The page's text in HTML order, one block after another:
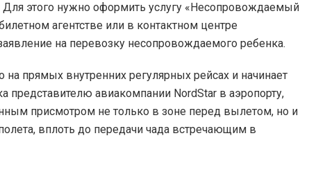
Для этого нужно оформить услугу «Несопровождаемый
агентстве или в контактном центре
на перевозку несопровождаемого ребенка.
на прямых внутренних регулярных рейсах и начинает
представителю авиакомпании NordStar в аэропорту,
присмотром не только в зоне перед вылетом, но и
вплоть до передачи чада встречающим в